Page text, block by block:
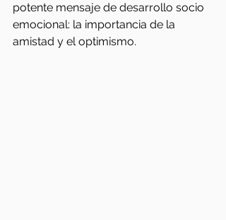
potente mensaje de desarrollo socio
emocional: la importancia de la
amistad y el optimismo.